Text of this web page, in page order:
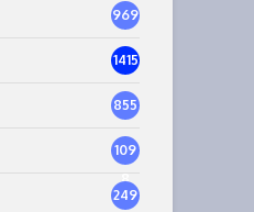
969
1415
855
109
8
249